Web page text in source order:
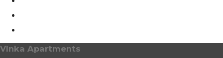
Vlnka Apartments